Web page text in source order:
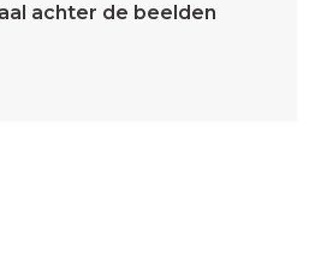
achter de beelden